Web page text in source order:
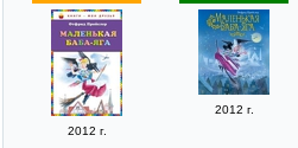
2012 г.
2012 г.